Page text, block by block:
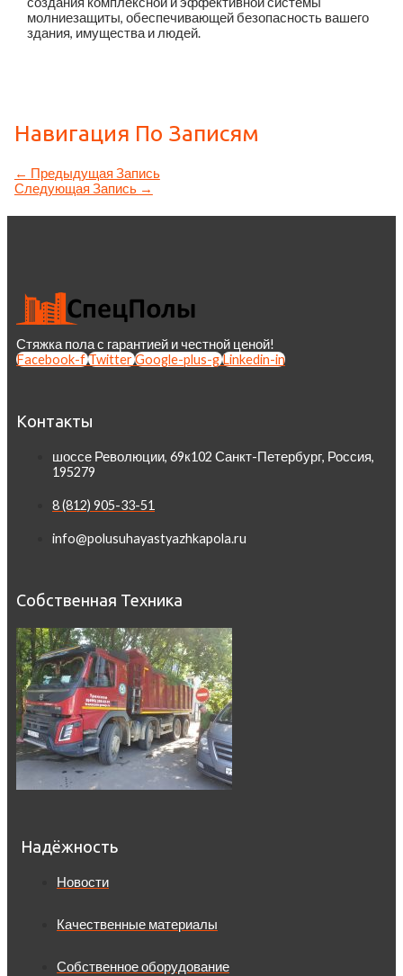
молниезащиты, обеспечивающей безопасность вашего
здания, имущества и людей.
Навигация По Записям
← Предыдущая Запись
Следующая Запись →
Стяжка пола с гарантией и честной ценой!
Facebook-fTwitterGoogle-plus-gLinkedin-in
Контакты
шоссе Революции, 69к102 Санкт-Петербург, Россия,
195279
8 (812) 905-33-51
info@polusuhayastyazhkapola.ru
Собственная Техника
Надёжность
Новости
Качественные материалы
Собственное оборудование